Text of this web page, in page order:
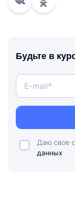
Будьте в
Даю свое
данных